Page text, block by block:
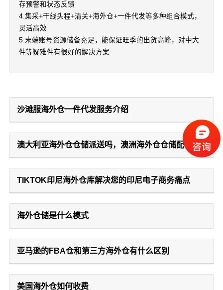
存预警和状态反馈
4.集采+干线头程+清关+海外仓+一件代发等多种组合模式，
灵活高效
5.末端账号资源储备充足，能保证旺季的出货高峰，对中大
件等疑难件有很好的解决方案
沙滩服海外仓一件代发服务介绍
澳大利亚海外仓仓储派送吗，澳洲海外仓仓储配
TIKTOK印尼海外仓库解决您的印尼电子商务痛点
海外仓储是什么模式
亚马逊的FBA仓和第三方海外仓有什么区别
美国海外仓如何收费